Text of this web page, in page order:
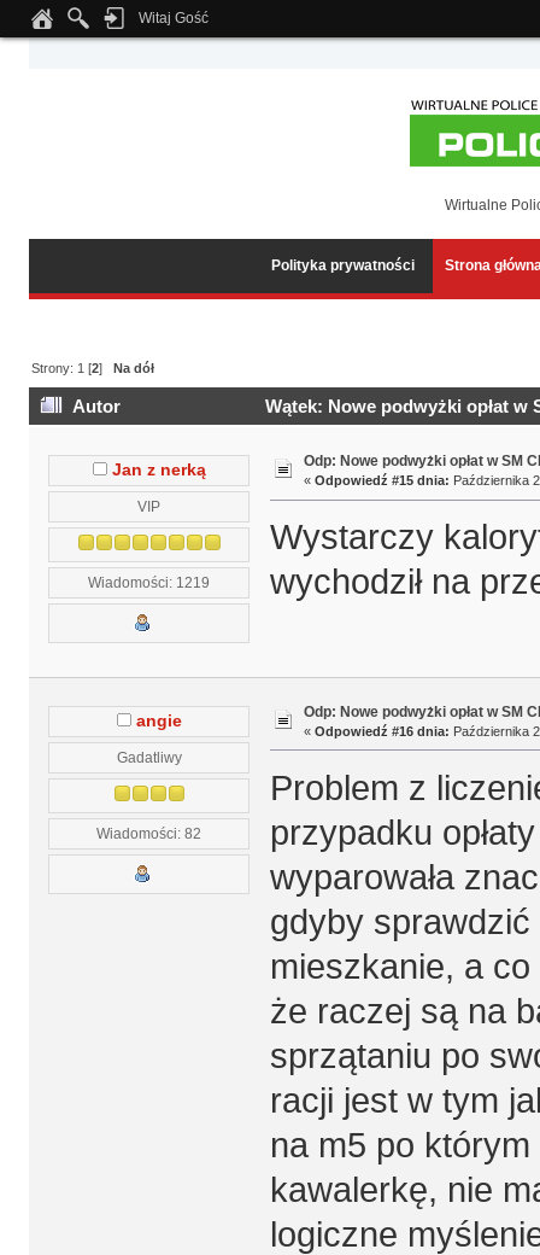
Notice: Undefined index: tapatalk_body_hook in
Witaj Gość
Wirtualne
Polityka prywatności Strona
Strony: 1 [2]Na dół
Autor Wątek: Nowe podwyżki opłat w
Jan z nerką
VIP
Wiadomości: 1219
Odp: Nowe podwyżki opłat w SM
« Odpowiedź #15 dnia: Października
Wystarczy
wychodził na
angie
Gadatliwy
Wiadomości: 82
Odp: Nowe podwyżki opłat w SM
« Odpowiedź #16 dnia: Października
Problem z
przypadku
wyparowała
gdyby
mieszkanie, a
że raczej są na
sprzątaniu po
racji jest w tym
na m5 po którym
kawalerkę, nie
logiczne